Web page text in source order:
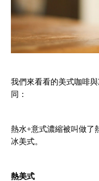
我們來看看的美式咖啡
同：
熱水+意式濃縮被叫做了
冰美式。
熱美式